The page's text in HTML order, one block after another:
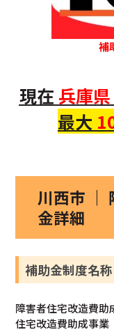
補
現在 兵庫県
最大
川西市 ｜
金詳細
補助金制度名称
障害者住宅改造費助
住宅改造費助成事業